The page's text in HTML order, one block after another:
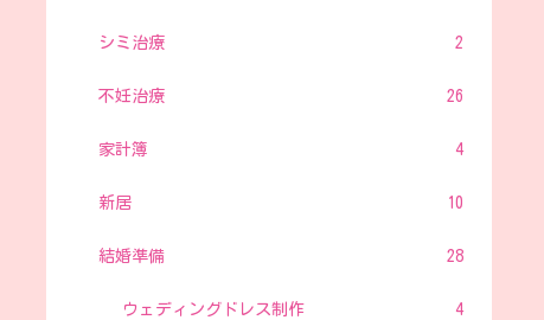
シミ治療 2
不妊治療 26
家計簿 4
新居 10
結婚準備 28
ウェディングドレス制作 4